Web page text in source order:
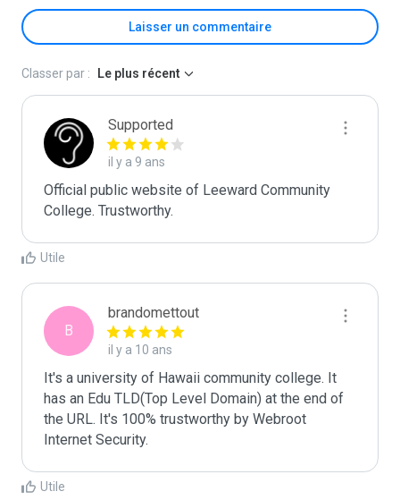
Laisser un commentaire
Classer par : Le plus récent
Supported
il y a 9 ans
Official public website of Leeward Community
College. Trustworthy.
Utile
B
brandomettout
il y a 10 ans
It's a university of Hawaii community college. It
has an Edu TLD(Top Level Domain) at the end of
the URL. It's 100% trustworthy by Webroot
Internet Security.
Utile